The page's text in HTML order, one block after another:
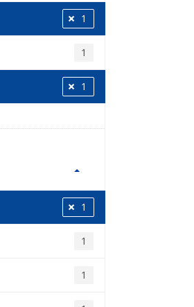
1
1
1
1
1
1